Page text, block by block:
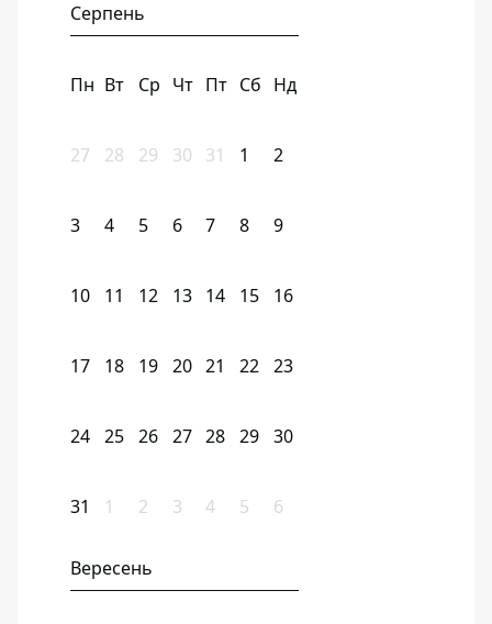
Серпень
Пн Вт Ср Чт Пт Сб Нд
27 28 29 30 31 1 2
3 4 5 6 7 8 9
10 11 12 13 14 15 16
17 18 19 20 21 22 23
24 25 26 27 28 29 30
31 1 2 3 4 5 6
Вересень